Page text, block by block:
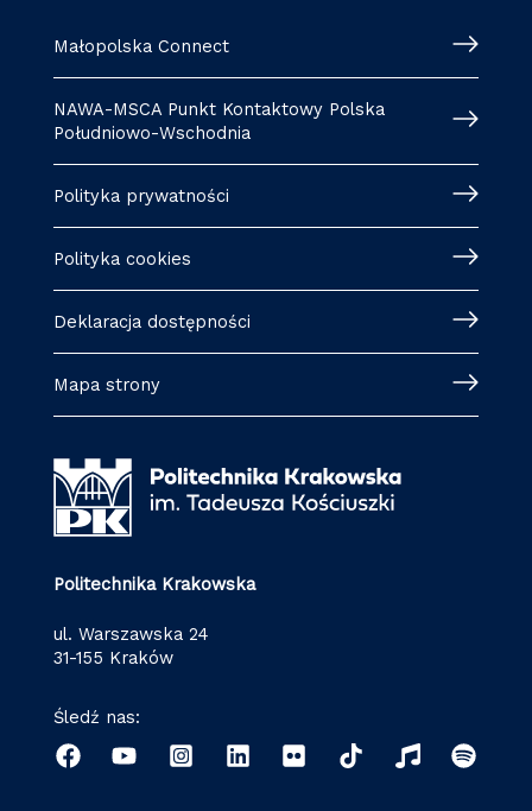
Małopolska Connect
NAWA-MSCA Punkt Kontaktowy Polska
Południowo-Wschodnia
Polityka prywatności
Polityka cookies
Deklaracja dostępności
Mapa strony
Politechnika Krakowska
ul. Warszawska 24
31-155 Kraków
Śledź nas: